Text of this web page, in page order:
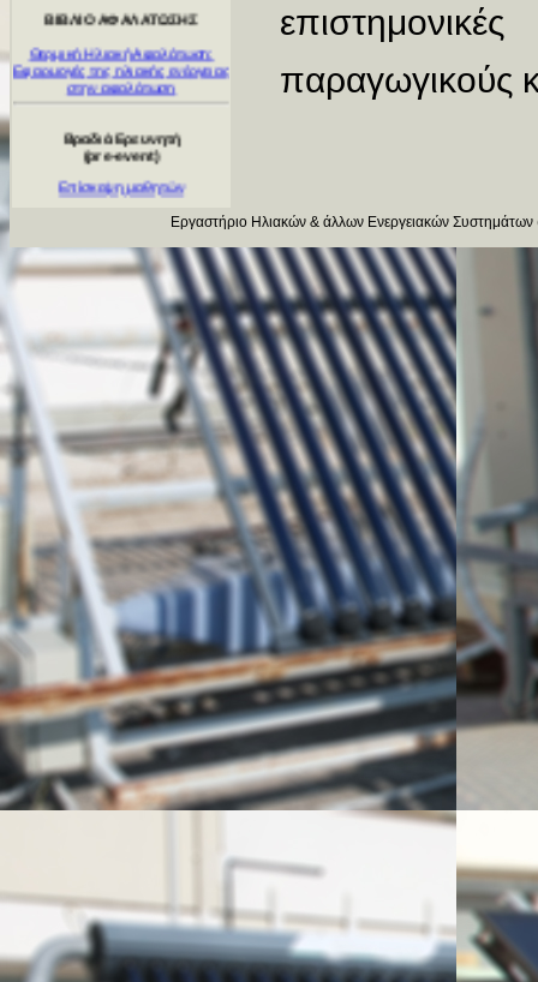
Βραδιά Ερευνητή
(pre-event)
Επίσκεψη μαθητών
παραγωγικούς
Εργαστήριο Ηλιακών & άλλων Ενεργειακών